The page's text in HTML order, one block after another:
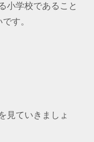
小学校であること
す。
見ていきましょ